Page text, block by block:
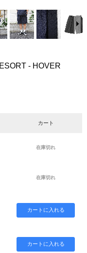
- HOVER
カート
在庫切れ
在庫切れ